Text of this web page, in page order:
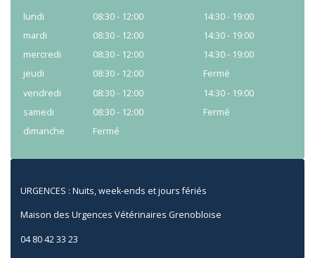
lundi 08:30 - 12:00
14:30 - 19:00
mardi
08:30 - 12:00
14:30 - 19:00
mercredi
08:30 - 12:00
14:30 - 19:00
jeudi
08:30 - 12:00
Fermé
vendredi
08:30 - 12:00
14:30 - 19:00
samedi
08:30 - 12:00
Fermé
dimanche
Fermé
URGENCES : Nuits, week-ends et jours fériés
Maison des Urgences Vétérinaires Grenobloise
04 80 42 33 23